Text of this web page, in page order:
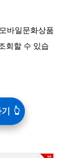
바일문화상품
회할 수 있습